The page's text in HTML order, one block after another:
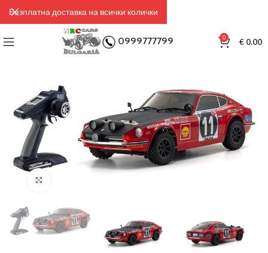
0999777799 0 €0.00
Безплатна доставка на всички колички